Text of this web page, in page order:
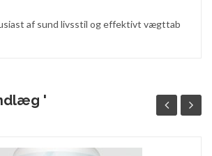
af sund livsstil og effektivt vægttab
'